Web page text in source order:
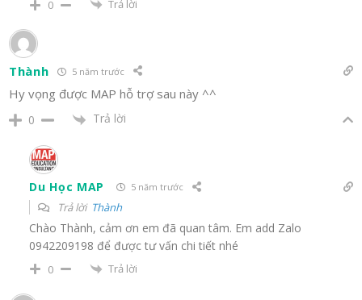
0 Trả lời
Thành 5 năm trước
Hy vọng được MAP hỗ trợ sau này ^^
0 Trả lời
Du Học MAP 5 năm trước
Trả lời Thành
Chào Thành, cảm ơn em đã quan tâm. Em add Zalo
0942209198 để được tư vấn chi tiết nhé
0 Trả lời